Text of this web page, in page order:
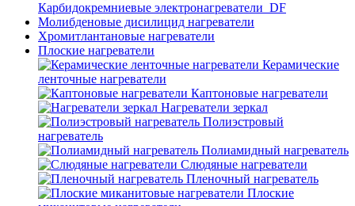
Карбидокремниевые электронагреватели_DF
Молибденовые дисилицид нагреватели
Хромитлантановые нагреватели
Плоские нагреватели
Керамические
ленточные нагреватели
Каптоновые нагреватели
Нагреватели зеркал
Полиэстровый
нагреватель
Полиамидный нагреватель
Слюдяные нагреватели
Пленочный нагреватель
Плоские